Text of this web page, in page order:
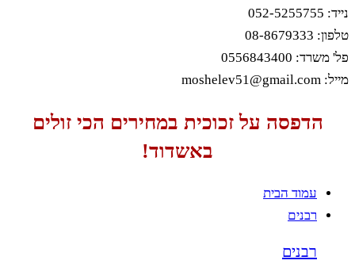
נייד: 052-5255755
טלפון: 08-8679333
פל' משרד: 0556843400
מייל: moshelev51@gmail.com
הדפסה על זכוכית במחירים הכי זולים
באשדוד!
עמוד הבית
רבנים
רבנים